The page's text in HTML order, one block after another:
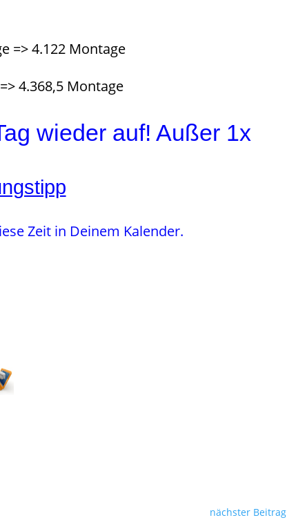
=> 4.122 Montage
4.368,5 Montage
wieder auf! Außer 1x
Zeit in Deinem Kalender.
nächster Beitrag